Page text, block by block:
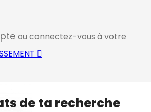
ou connectez-vous à votre
de ta recherche